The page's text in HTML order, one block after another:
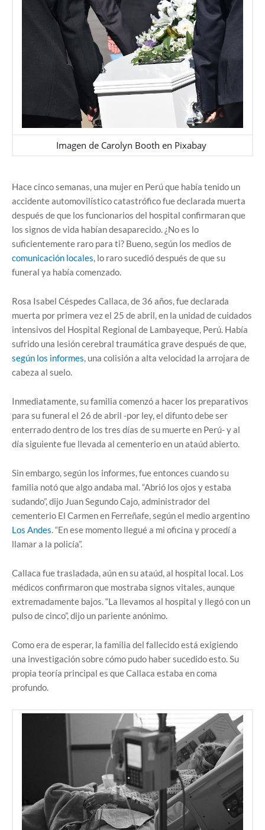
Imagen de Carolyn Booth en Pixabay
Hace cinco semanas, una mujer en Perú que había tenido un
accidente automovilístico catastrófico fue declarada muerta
después de que los funcionarios del hospital confirmaran que
los signos de vida habían desaparecido. ¿No es lo
suficientemente raro para ti? Bueno, según los medios de
comunicación locales, lo raro sucedió después de que su
funeral ya había comenzado.
Rosa Isabel Céspedes Callaca, de 36 años, fue declarada
muerta por primera vez el 25 de abril, en la unidad de cuidados
intensivos del Hospital Regional de Lambayeque, Perú. Había
sufrido una lesión cerebral traumática grave después de que,
según los informes, una colisión a alta velocidad la arrojara de
cabeza al suelo.
Inmediatamente, su familia comenzó a hacer los preparativos
para su funeral el 26 de abril -por ley, el difunto debe ser
enterrado dentro de los tres días de su muerte en Perú- y al
día siguiente fue llevada al cementerio en un ataúd abierto.
Sin embargo, según los informes, fue entonces cuando su
familia notó que algo andaba mal. “Abrió los ojos y estaba
sudando”, dijo Juan Segundo Cajo, administrador del
cementerio El Carmen en Ferreñafe, según el medio argentino
Los Andes. “En ese momento llegué a mi oficina y procedí a
llamar a la policía”.
Callaca fue trasladada, aún en su ataúd, al hospital local. Los
médicos confirmaron que mostraba signos vitales, aunque
extremadamente bajos. “La llevamos al hospital y llegó con un
pulso de cinco”, dijo un pariente anónimo.
Como era de esperar, la familia del fallecido está exigiendo
una investigación sobre cómo pudo haber sucedido esto. Su
propia teoría principal es que Callaca estaba en coma
profundo.